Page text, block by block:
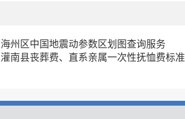
海州区中国地震动参数区划图查询服务
灌南县丧葬费、直系亲属一次性抚恤费标